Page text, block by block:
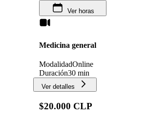
Ver horas
Medicina general
ModalidadOnline
Duración30 min
Ver detalles
$20.000 CLP